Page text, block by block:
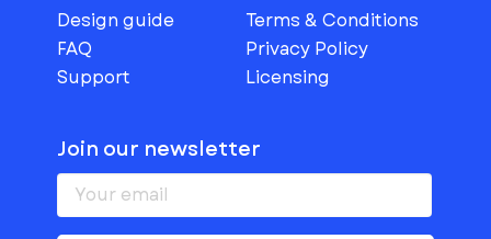
Design guide
FAQ
Support
Terms & Conditions
Privacy Policy
Licensing
Join our newsletter